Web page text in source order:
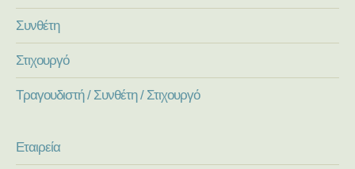
Συνθέτη
Στιχουργό
Τραγουδιστή / Συνθέτη / Στιχουργό
Εταιρεία